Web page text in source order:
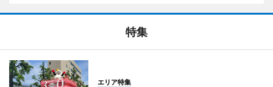
特集
エリア特集